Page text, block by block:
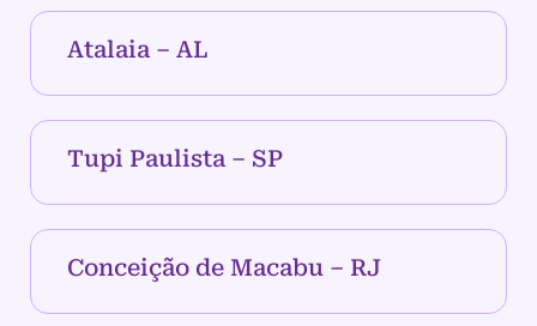
Atalaia – AL
Tupi Paulista – SP
Conceição de Macabu – RJ